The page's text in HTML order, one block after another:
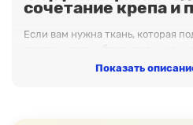
сочетание крепа и
Если вам нужна ткань, которая
материал станет отличной
Почему нас
Показать